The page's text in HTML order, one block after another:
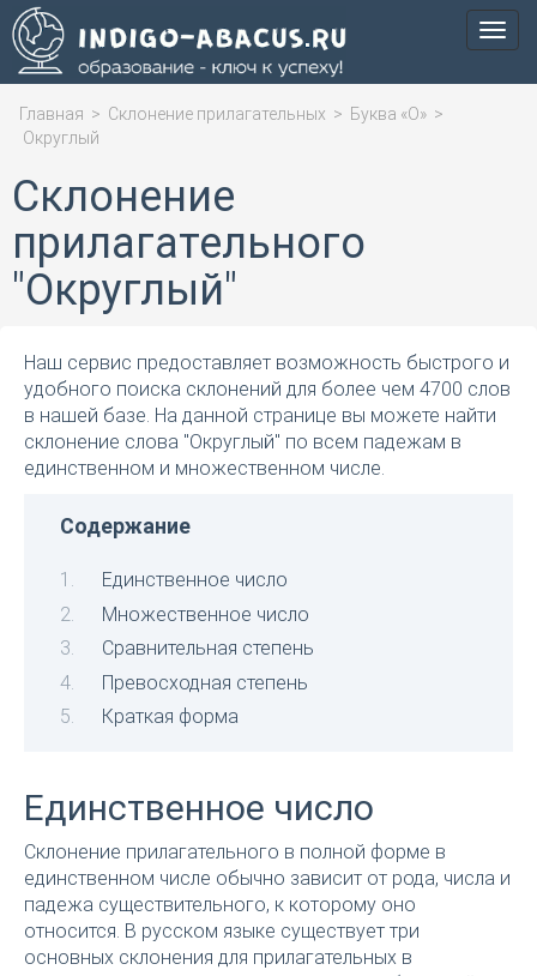
Меню
Главная > Склонение прилагательных > Буква «О» >
Округлый
Склонение
прилагательного
"Округлый"
Наш сервис предоставляет возможность быстрого и
удобного поиска склонений для более чем 4700 слов
в нашей базе. На данной странице вы можете найти
склонение слова "Округлый" по всем падежам в
единственном и множественном числе.
Содержание
Единственное число
Множественное число
Сравнительная степень
Превосходная степень
Краткая форма
Единственное число
Склонение прилагательного в полной форме в
единственном числе обычно зависит от рода, числа и
падежа существительного, к которому оно
относится. В русском языке существует три
основных склонения для прилагательных в